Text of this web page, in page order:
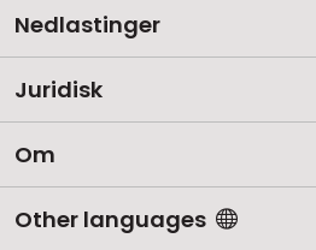
Nedlastinger
Juridisk
Om
Other languages